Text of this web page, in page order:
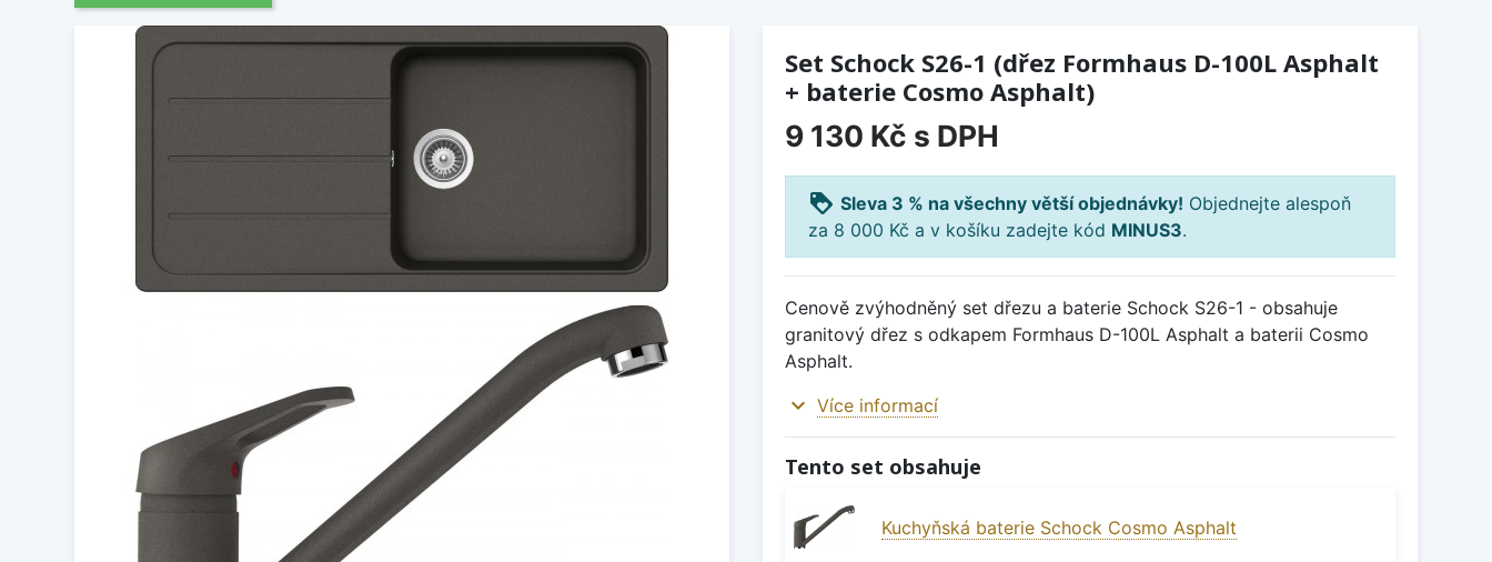
Set Schock S26-1 (dřez Formhaus D-100L Asphalt
+ baterie Cosmo Asphalt)
9 130 Kč s DPH
loyalty Sleva 3 % na všechny větší objednávky! Objednejte alespoň
za 8 000 Kč a v košíku zadejte kód MINUS3.
Cenově zvýhodněný set dřezu a baterie Schock S26-1 - obsahuje
granitový dřez s odkapem Formhaus D-100L Asphalt a baterii Cosmo
Asphalt.
expand_more Více informací
Tento set obsahuje
Kuchyňská baterie Schock Cosmo Asphalt